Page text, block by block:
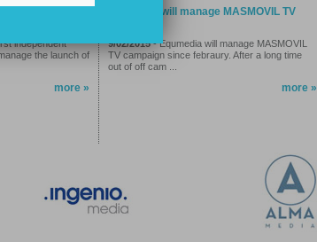
independent
the launch of
more »
Equmedia will manage MASMOVIL TV
9/02/2015- Equmedia will manage MASMOVIL
TV campaign since febraury. After a long time
out of off cam ...
more »